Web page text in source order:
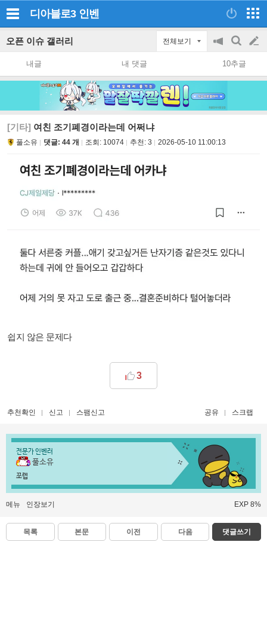
디아블로3 인벤
오픈 이슈 갤러리 전체보기
공
지
on/off
검
색
글
쓰
내글 내 댓글 10추글
[기타] 여친 조기폐경이라는데 어쩌냐
풀소유 댓글: 44 개 조회: 10074 추천: 3 2026-05-10 11:00:13
쉽지 않은 문제다
3
추천확인 신고 스팸신고 공유 스크랩
전문가 인벤러
풀소유
쪼렙
메뉴 인장보기 EXP 8%
목록 본문 이전 다음 댓글쓰기